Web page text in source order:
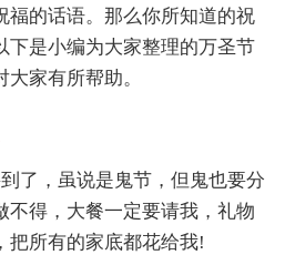
福的话语。那么你所知道的祝
下是小编为大家整理的万圣节
家有所帮助。
了，虽说是鬼节，但鬼也要分
不得，大餐一定要请我，礼物
把所有的家底都花给我!